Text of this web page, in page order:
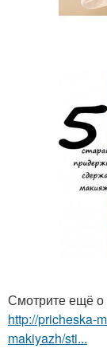
Смотрите ещё о
http://pricheska-
makiyazh/sti...